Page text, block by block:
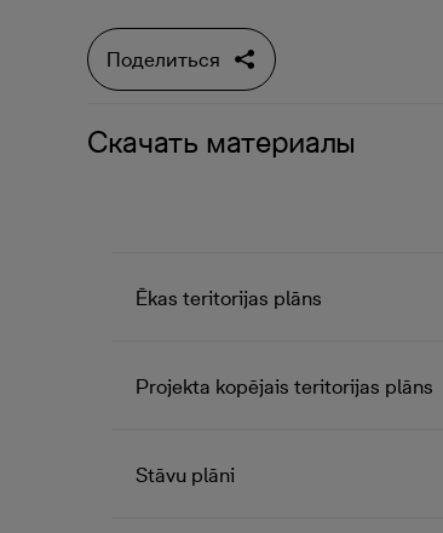
Поделиться
Скачать материалы
Ēkas teritorijas plāns
Projekta kopējais teritorijas plāns
Stāvu plāni